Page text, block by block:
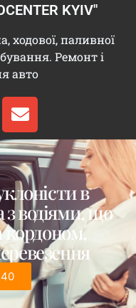
KYIV"
ходової, паливної
Ремонт і
авто
в
з водіями, що